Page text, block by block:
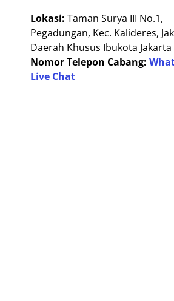
Lokasi: Taman Surya III No.1,
Pegadungan, Kec. Kalideres,
Daerah Khusus Ibukota Jakarta
Nomor Telepon Cabang:
Live Chat